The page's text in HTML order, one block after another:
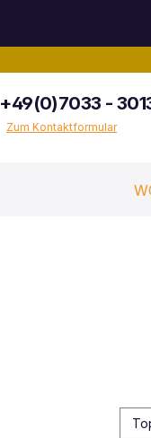
+49(0)7033 -
Zum Kontaktformular